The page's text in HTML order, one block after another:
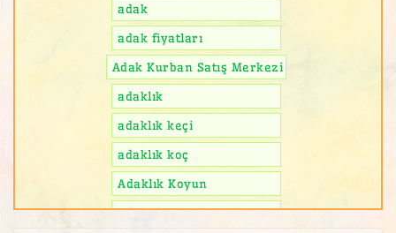
adak
adak fiyatları
Adak Kurban Satış Merkezi
adaklık
adaklık keçi
adaklık koç
Adaklık Koyun
Adaklık Kurban